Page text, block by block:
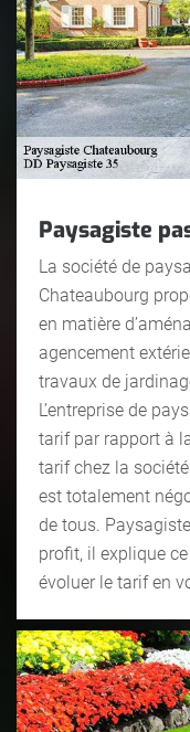
Paysagiste
La société de
Chateaubourg
en matière
agencement
travaux de
L’entreprise de
tarif par rapport à
tarif chez la
est totalement
de tous.
profit, il explique
évoluer le tarif en